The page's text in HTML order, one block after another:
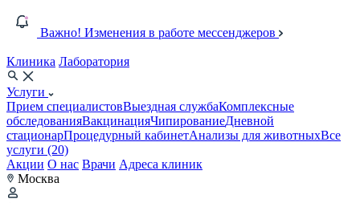
Важно! Изменения в работе мессенджеров
Клиника Лаборатория
Услуги
Прием специалистовВыездная службаКомплексные
обследованияВакцинацияЧипированиеДневной
стационарПроцедурный кабинетАнализы для животныхВсе
услуги (20)
Акции О нас Врачи Адреса клиник
Москва